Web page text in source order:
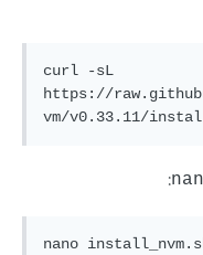
curl -sL
https: //
vm/v0. 33.11/
:
nano install_nvm